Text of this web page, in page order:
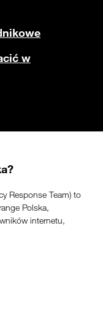
w
Response Team) to
Polska,
internetu,